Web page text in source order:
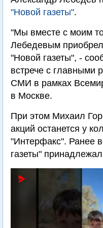
"Новой газеты".
"Мы вместе с моим
Лебедевым
"Новой газеты", -
встрече с главными
СМИ в рамках
в Москве.
При этом Михаил
акций останется у
"Интерфакс". Ранее
газеты"